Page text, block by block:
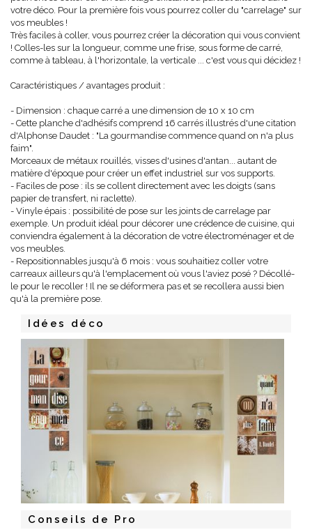
votre déco. Pour la première fois vous pourrez coller du "carrelage" sur
vos meubles !
Très faciles à coller, vous pourrez créer la décoration qui vous convient
! Colles-les sur la longueur, comme une frise, sous forme de carré,
comme à tableau, à l'horizontale, la verticale ... c'est vous qui décidez !
Caractéristiques / avantages produit :
- Dimension : chaque carré a une dimension de 10 x 10 cm
- Cette planche d'adhésifs comprend 16 carrés illustrés d'une citation
d'Alphonse Daudet : "La gourmandise commence quand on n'a plus
faim".
Morceaux de métaux rouillés, visses d'usines d'antan... autant de
matière d'époque pour créer un effet industriel sur vos supports.
- Faciles de pose : ils se collent directement avec les doigts (sans
papier de transfert, ni raclette).
- Vinyle épais : possibilité de pose sur les joints de carrelage par
exemple. Un produit idéal pour décorer une crédence de cuisine, qui
conviendra également à la décoration de votre électroménager et de
vos meubles.
- Repositionnables jusqu'à 6 mois : vous souhaitiez coller votre
carreaux ailleurs qu'à l'emplacement où vous l'aviez posé ? Décollé-
le pour le recoller ! Il ne se déformera pas et se recollera aussi bien
qu'à la première pose.
Idées déco
Conseils de Pro